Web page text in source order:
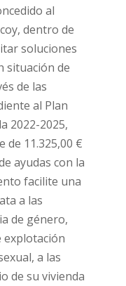
al
dentro de
soluciones
situación de
de las
al Plan
2022-2025,
11.325,00 €
ayudas con la
facilite una
a las
de género,
explotación
a las
de su vivienda